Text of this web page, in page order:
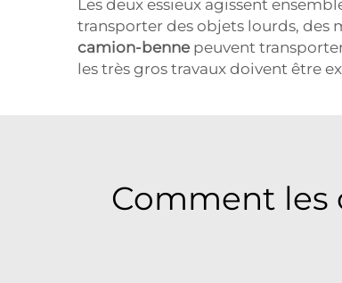
Les deux essieux agissent
transporter des objets lourds, des
camion-benne peuvent
les très gros travaux doivent être
Comment les